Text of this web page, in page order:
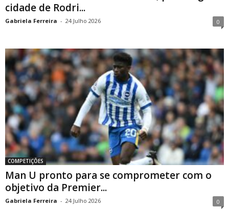
cidade de Rodri...
Gabriela Ferreira - 24 Julho 2026 0
COMPETIÇÕES
Man U pronto para se comprometer com o
objetivo da Premier...
Gabriela Ferreira - 24 Julho 2026 0